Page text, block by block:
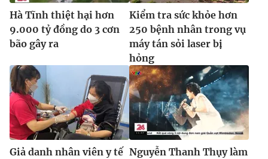
Hà Tĩnh thiệt hại hơn
9.000 tỷ đồng do 3 cơn
bão gây ra
Kiểm tra sức khỏe hơn
250 bệnh nhân trong vụ
máy tán sỏi laser bị
hỏng
Giả danh nhân viên y tế Nguyễn Thanh Thụy làm